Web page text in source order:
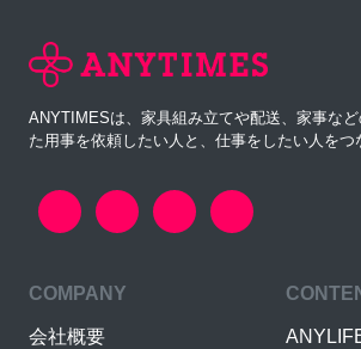
ANYTIMESは、家具組み立てや配送、家事な
た用事を依頼したい人と、仕事をしたい人をつ
COMPANY
会社概要